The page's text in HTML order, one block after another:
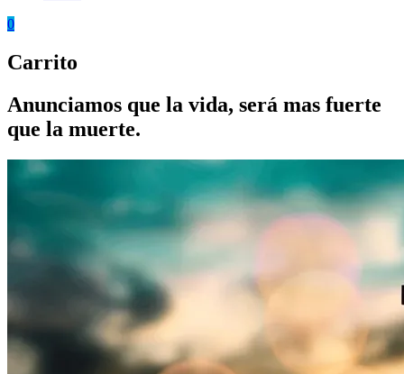
0
Carrito
Anunciamos que la vida, será mas fuerte
que la muerte.